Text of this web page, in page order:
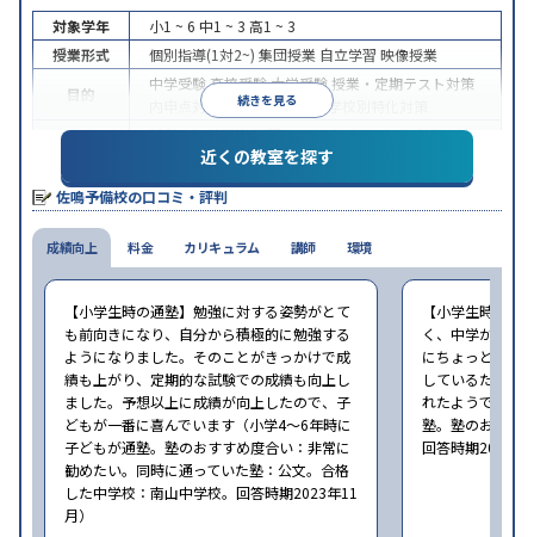
続きを見る
対象学年 小1 ~ 6 中1 ~ 3 高1 ~ 3
授業形式
個別指導(1対2~) 集団授業 自立学習 映像授業
目的
中学受験高校受験大学受験 授業・定期テスト対策
内申点対策
学習習慣の定着
学校別特化対策
授業の振替可能学習にPC・タブレットを利用1科
目から受講可能季節講習のみの受講可
※2023年10月調査。小学校高学年の集団塾アンケート調査方法を参照
近くの教室を探す
佐鳴予備校の口コミ・評判
成績向上
【小学生時の通塾】勉強に対する姿勢がとて
も前向きになり、自分から積極的に勉強する
ようになりました。そのことがきっかけで成
績も上がり、定期的な試験での成績も向上し
ました。予想以上に成績が向上したので、子
どもが一番に喜んでいます（小学4〜6年時に
子どもが通塾。塾のおすすめ度合い：非常に
勧めたい。同時に通っていた塾：公文。合格
した中学校：南山中学校。回答時期2023年11
月）
【小学生時の通
く、中学から始
にちょっと通い
しているため、
れたようでした
塾。塾のおすす
回答時期2023年
料金 カリキュラム 講師 環境